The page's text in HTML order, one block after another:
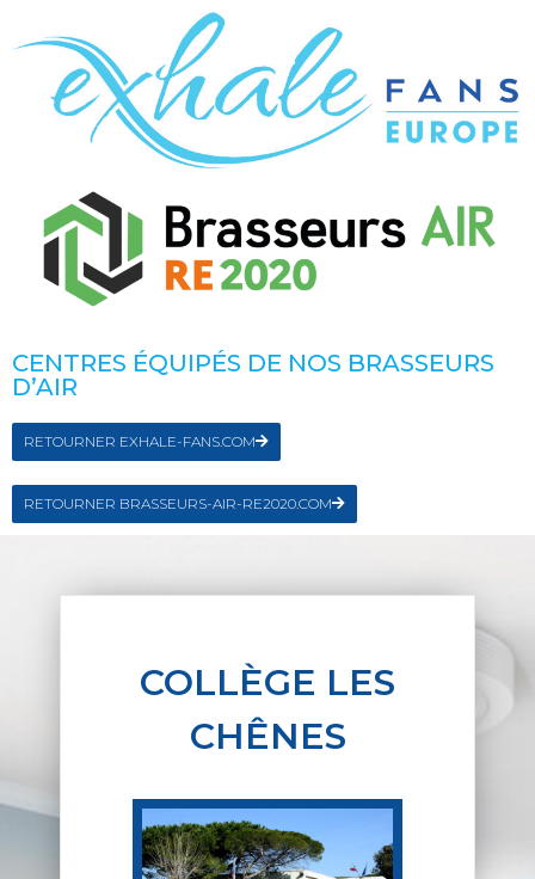
CENTRES ÉQUIPÉS DE NOS BRASSEURS
D’AIR
RETOURNER EXHALE-FANS.COM
RETOURNER BRASSEURS-AIR-RE2020.COM
COLLÈGE LES
CHÊNES